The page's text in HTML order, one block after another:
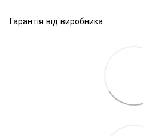
Гарантія від виробника